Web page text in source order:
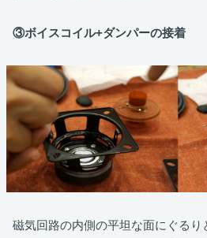
③ボイスコイル+ダンパーの接着
磁気回路の内側の平坦な面にぐるり